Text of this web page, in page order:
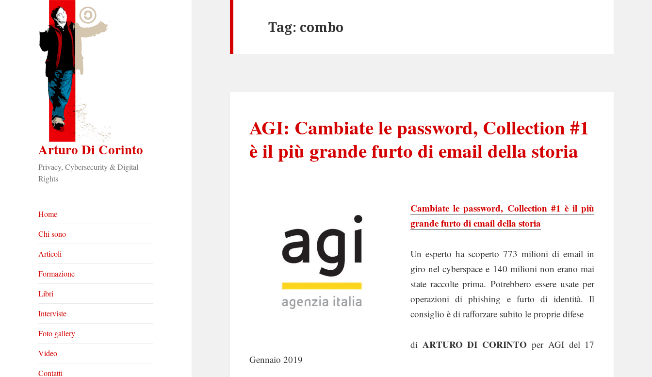
Arturo Di Corinto
Privacy, Cybersecurity & Digital
Rights
Home
Chi sono
Articoli
Formazione
Libri
Interviste
Foto gallery
Video
Contatti
Tag: combo
AGI: Cambiate le password, Collection #1
è il più grande furto di email della storia
Cambiate le password, Collection #1 è il più
grande furto di email della storia
Un esperto ha scoperto 773 milioni di email in
giro nel cyberspace e 140 milioni non erano mai
state raccolte prima. Potrebbero essere usate per
operazioni di phishing e furto di identità. Il
consiglio è di rafforzare subito le proprie difese
di ARTURO DI CORINTO per AGI del 17
Gennaio 2019